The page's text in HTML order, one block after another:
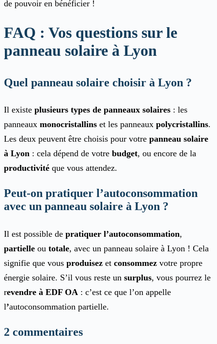
de pouvoir en bénéficier !
FAQ : Vos questions sur le
panneau solaire à Lyon
Quel panneau solaire choisir à Lyon ?
Il existe plusieurs types de panneaux solaires : les
panneaux monocristallins et les panneaux polycristallins.
Les deux peuvent être choisis pour votre panneau solaire
à Lyon : cela dépend de votre budget, ou encore de la
productivité que vous attendez.
Peut-on pratiquer l’autoconsommation
avec un panneau solaire à Lyon ?
Il est possible de pratiquer l’autoconsommation,
partielle ou totale, avec un panneau solaire à Lyon ! Cela
signifie que vous produisez et consommez votre propre
énergie solaire. S’il vous reste un surplus, vous pourrez le
revendre à EDF OA : c’est ce que l’on appelle
l’autoconsommation partielle.
2 commentaires